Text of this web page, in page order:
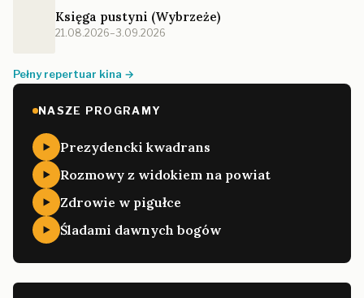
Księga pustyni (Wybrzeże)
21.08.2026–3.09.2026
Pełny repertuar kina →
NASZE PROGRAMY
Prezydencki kwadrans
Rozmowy z widokiem na powiat
Zdrowie w pigułce
Śladami dawnych bogów